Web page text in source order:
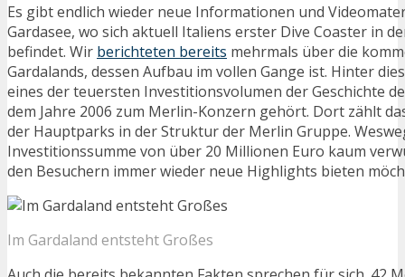
Es gibt endlich wieder neue Informationen und
Gardasee, wo sich aktuell Italiens erster Dive Coaster in
befindet. Wir berichteten bereits mehrmals über die
Gardalands, dessen Aufbau im vollen Gange ist. Hinter
eines der teuersten Investitionsvolumen der Geschichte
dem Jahre 2006 zum Merlin-Konzern gehört. Dort zählt
der Hauptparks in der Struktur der Merlin Gruppe.
Investitionssumme von über 20 Millionen Euro kaum
den Besuchern immer wieder neue Highlights bieten
Im Gardaland entsteht Großes